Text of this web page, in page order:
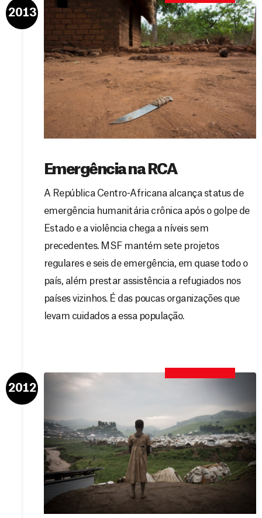
2013
Emergência na RCA
A República Centro-Africana alcança status de
emergência humanitária crônica após o golpe de
Estado e a violência chega a níveis sem
precedentes. MSF mantém sete projetos
regulares e seis de emergência, em quase todo o
país, além prestar assistência a refugiados nos
países vizinhos. É das poucas organizações que
levam cuidados a essa população.
2012